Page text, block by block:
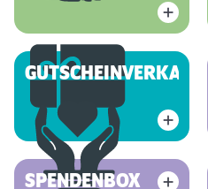
GUTSCHEINVERKAUF
SPENDENBOX